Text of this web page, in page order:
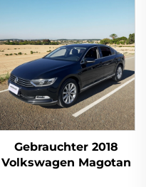
Gebrauchter 2018
Volkswagen Magotan